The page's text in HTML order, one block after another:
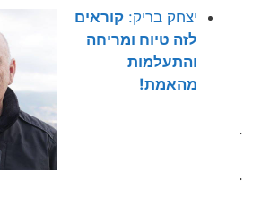
יצחק בריק: קוראים
לזה טיוח ומריחה
והתעלמות
מהאמת!
.
.